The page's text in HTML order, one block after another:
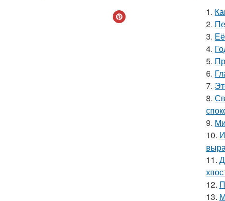
1.
2.
3.
4.
5.
6.
7.
8.
9.
10.
11.
12.
13.